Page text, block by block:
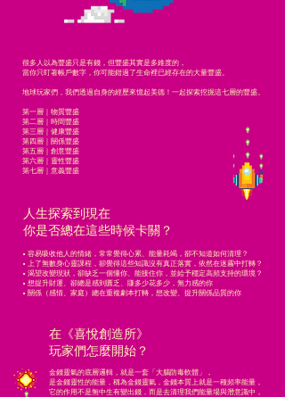
很多人以為豐盛只是有錢，但豐盛其實是多維度的，
當你只盯著帳戶數字，你可能錯過了生命裡已經存在的大量豐盛。
地球玩家們，我們透過自身的經歷來憶起美德！一起探索挖掘這七層的豐盛。
第一層｜物質豐盛
第二層｜時間豐盛
第三層｜健康豐盛
第四層｜關係豐盛
第五層｜創意豐盛
第六層｜靈性豐盛
第七層｜意義豐盛
人生探索到現在
你是否總在這些時候卡關？
• 容易吸收他人的情緒，常常覺得心累、能量耗竭，卻不知道如何清理？
• 上了無數身心靈課程，卻覺得這些知識沒有真正落實，依然在迷霧中打轉？
• 渴望改變現狀，卻缺乏一個懂你、能接住你，並給予穩定高頻支持的環境？
​• 想提升財運、卻總是感到匱乏、賺多少花多少，無力感的你
• 關係（感情、家庭）總在重複劇本打轉，想改變、提升關係品質的你
在《喜悅創造所》
玩家們怎麼開始？
金錢靈氣的底層邏輯，就是一套「大腦防毒軟體」，
是金錢靈性的能量，稱為金錢靈氣，金錢本質上就是一種頻率能量，
它的作用不是無中生有變出錢，而是去清理我們能量場與潛意識中，